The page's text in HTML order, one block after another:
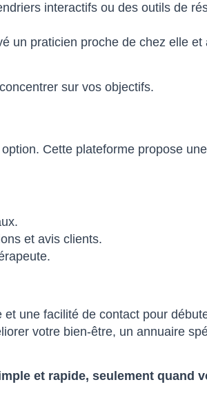
interactifs ou des outils de
un praticien proche de chez elle
sur vos objectifs.
Cette plateforme propose
et avis clients.
une facilité de contact pour
votre bien-être, un annuaire
et rapide, seulement quand